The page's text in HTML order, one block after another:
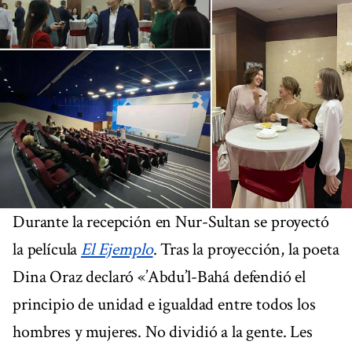
Durante la recepción en Nur-Sultan se proyectó
la películaEl Ejemplo. Tras la proyección, la poeta
Dina Oraz declaró «’Abdu’l-Bahá defendió el
principio de unidad e igualdad entre todos los
hombres y mujeres. No dividió a la gente. Les